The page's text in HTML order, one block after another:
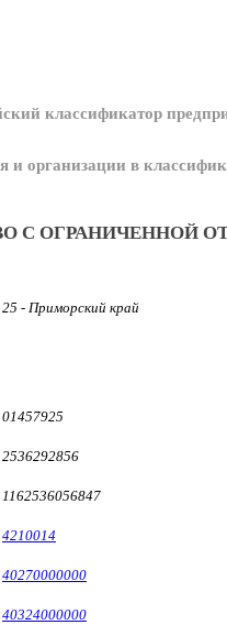
классификатор
и организации в
С ОГРАНИЧЕННОЙ
25 - Приморский край
01457925
2536292856
1162536056847
4210014
40270000000
40324000000